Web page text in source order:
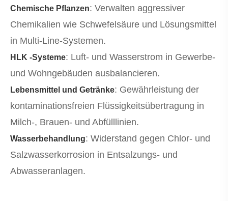
Chemische Pflanzen: Verwalten aggressiver
Chemikalien wie Schwefelsäure und Lösungsmittel
in Multi-Line-Systemen.
HLK -Systeme: Luft- und Wasserstrom in Gewerbe-
und Wohngebäuden ausbalancieren.
Lebensmittel und Getränke: Gewährleistung der
kontaminationsfreien Flüssigkeitsübertragung in
Milch-, Brauen- und Abfülllinien.
Wasserbehandlung: Widerstand gegen Chlor- und
Salzwasserkorrosion in Entsalzungs- und
Abwasseranlagen.